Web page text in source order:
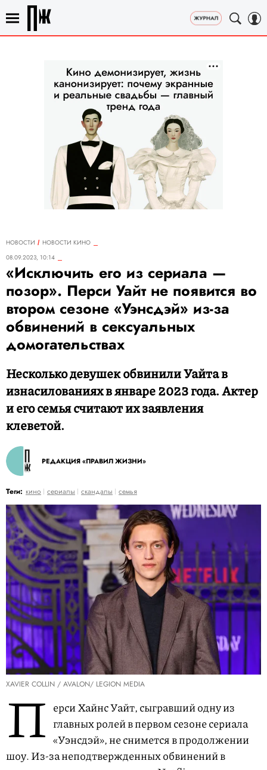
НОВОСТИ
НОВОСТИ КИНО
08.09.2023, 10:14
«Исключить его из сериала —
позор». Перси Уайт не появится во
втором сезоне «Уэнсдэй» из-за
обвинений в сексуальных
домогательствах
Несколько девушек обвинили Уайта в
изнасилованиях в январе 2023 года. Актер
и его семья считают их заявления
клеветой.
РЕДАКЦИЯ «ПРАВИЛ ЖИЗНИ»
Теги: кино сериалы скандалы семья
XAVIER COLLIN / AVALON/ LEGION MEDIA
П ерси Хайнс Уайт, сыгравший одну из
главных ролей в первом сезоне сериала
«Уэнсдэй», не снимется в продолжении
шоу. Из-за неподтвержденных обвинений в